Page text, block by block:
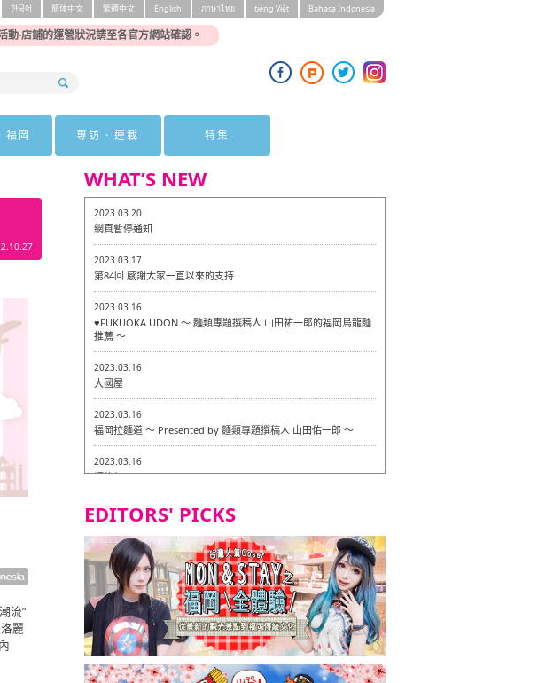
·店鋪的運營狀況請至各官方網站確認。
한국어 簡体中文 繁體中文 English ภาษาไทย tiéng Viêt Bahasa Indonesia
福岡 專訪 · 連載 特集
流”
麗
WHAT’S NEW
2023.03.20
網頁暫停通知
2023.03.17
第84回 感謝大家一直以來的支持
2023.03.16
♥FUKUOKA UDON ～ 麵類專題撰稿人 山田祐一郎的福岡烏龍麵
推薦 ～
2023.03.16
大國屋
2023.03.16
福岡拉麵道 〜 Presented by 麵類專題撰稿人 山田佑一郎 〜
2023.03.16
福龍軒
2023.03.07
Isogiyokarazu 博多總店 〜 嚴格素食主義・素食主義者的菜單試
的試吃之旅 in 福岡市！ 〜
2023.03.07
嚴格素食主義・素食主義者的菜單試的試吃之旅 in 福岡市！
2023.03.02
Little Stand 大名店 〜 嚴格素食主義・素食主義者的菜單試的試
吃之旅 in 福岡市！ 〜
2023.02.28
EDITORS' PICKS